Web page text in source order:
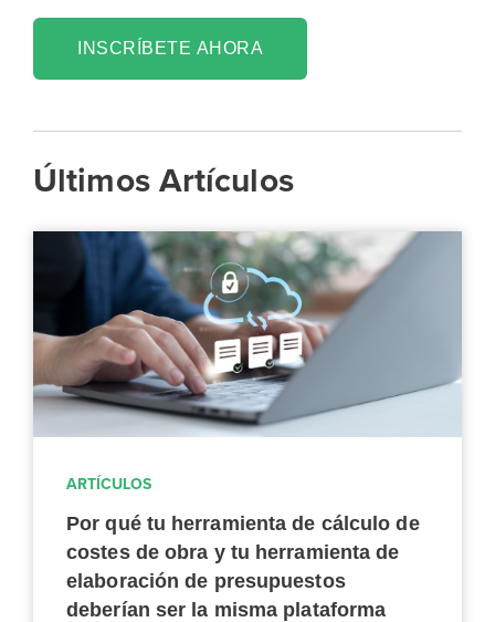
INSCRÍBETE AHORA
Últimos Artículos
ARTÍCULOS
Por qué tu herramienta de cálculo de
costes de obra y tu herramienta de
elaboración de presupuestos
deberían ser la misma plataforma